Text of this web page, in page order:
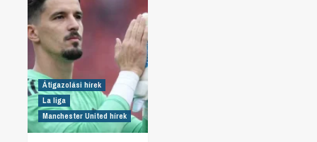
Átigazolási hírek
La liga
Manchester United hírek